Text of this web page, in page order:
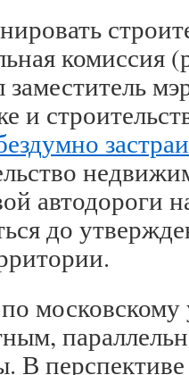
комиссия
заместитель
и
автодороги
до
В